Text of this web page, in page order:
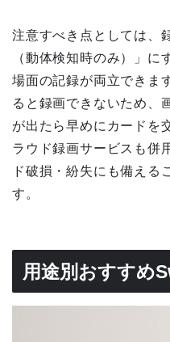
注意すべき点としては、
（動体検知時のみ）」に
場面の記録が両立できま
ると録画できないため、
が出たら早めにカードを
ラウド録画サービスも併
ド破損・紛失にも備える
す。
用途別おすすめ